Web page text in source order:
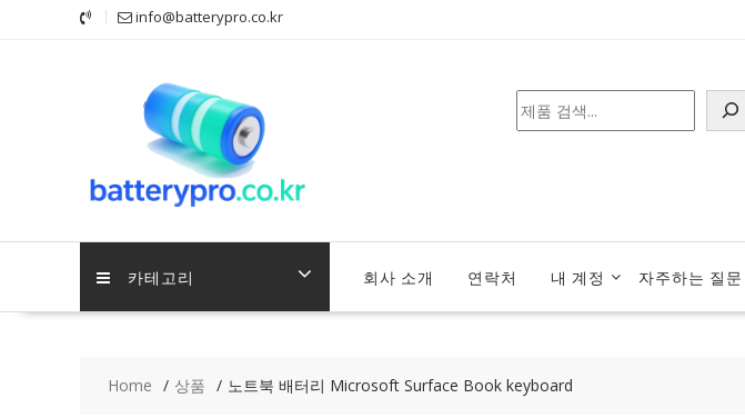
info@batterypro.co.kr
검
색
카테고리 회사 소개 연락처 내 계정 자주하는 질문
Home 상품 노트북 배터리 Microsoft Surface Book keyboard